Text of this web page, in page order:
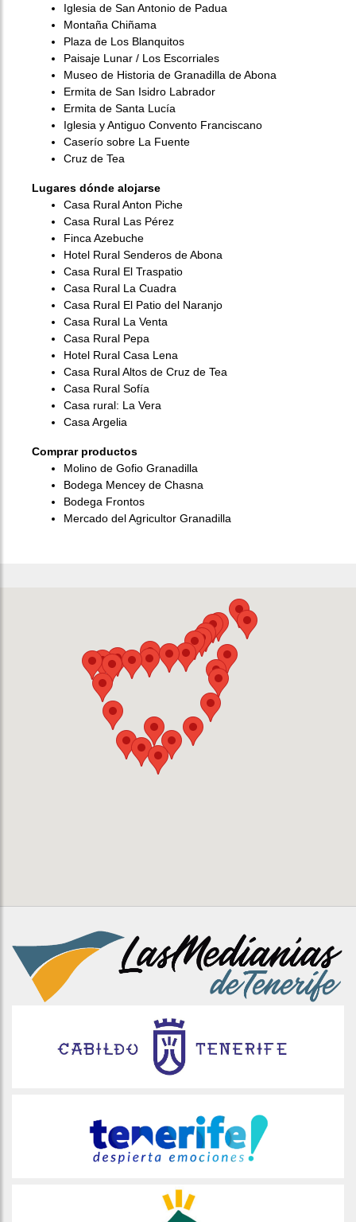
Iglesia de San Antonio de Padua
Montaña Chiñama
Plaza de Los Blanquitos
Paisaje Lunar / Los Escorriales
Museo de Historia de Granadilla de Abona
Ermita de San Isidro Labrador
Ermita de Santa Lucía
Iglesia y Antiguo Convento Franciscano
Caserío sobre La Fuente
Cruz de Tea
Lugares dónde alojarse
Casa Rural Anton Piche
Casa Rural Las Pérez
Finca Azebuche
Hotel Rural Senderos de Abona
Casa Rural El Traspatio
Casa Rural La Cuadra
Casa Rural El Patio del Naranjo
Casa Rural La Venta
Casa Rural Pepa
Hotel Rural Casa Lena
Casa Rural Altos de Cruz de Tea
Casa Rural Sofía
Casa rural: La Vera
Casa Argelia
Comprar productos
Molino de Gofio Granadilla
Bodega Mencey de Chasna
Bodega Frontos
Mercado del Agricultor Granadilla